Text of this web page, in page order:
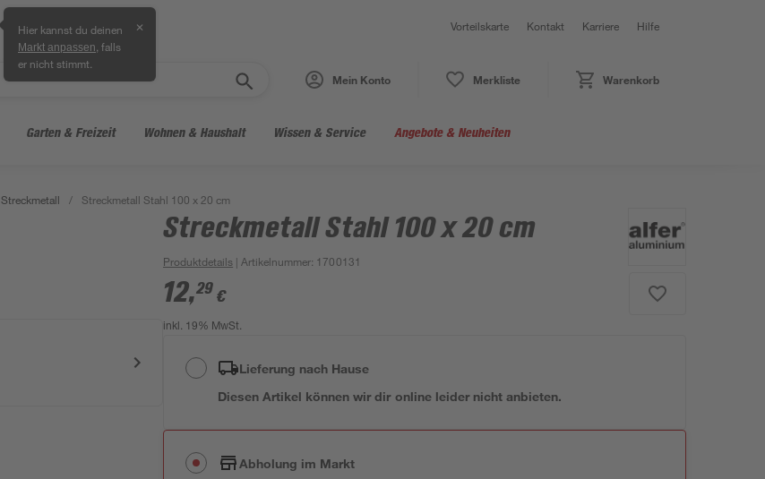
Hier kannst du deinen
Markt anpassen , falls
er nicht stimmt.
✕ Vorteilskarte Kontakt Karriere Hilfe
Mein Konto Merkliste Warenkorb
Garten & Freizeit Wohnen & Haushalt Wissen & Service Angebote & Neuheiten
Streckmetall / Streckmetall Stahl 100 x 20 cm
Streckmetall Stahl 100 x 20 cm
Produktdetails | Artikelnummer: 1700131
12,29 €
inkl. 19% MwSt.
Lieferung nach Hause
Diesen Artikel können wir dir online leider nicht anbieten.
Abholung im Markt